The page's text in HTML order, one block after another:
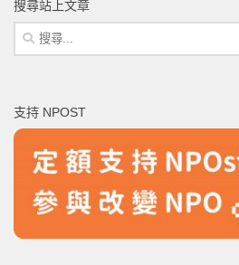
搜尋站上文章
搜
尋
字:
支持 NPOST